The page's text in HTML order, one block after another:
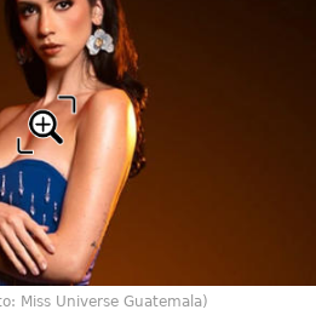
Miss Universe Guatemala)